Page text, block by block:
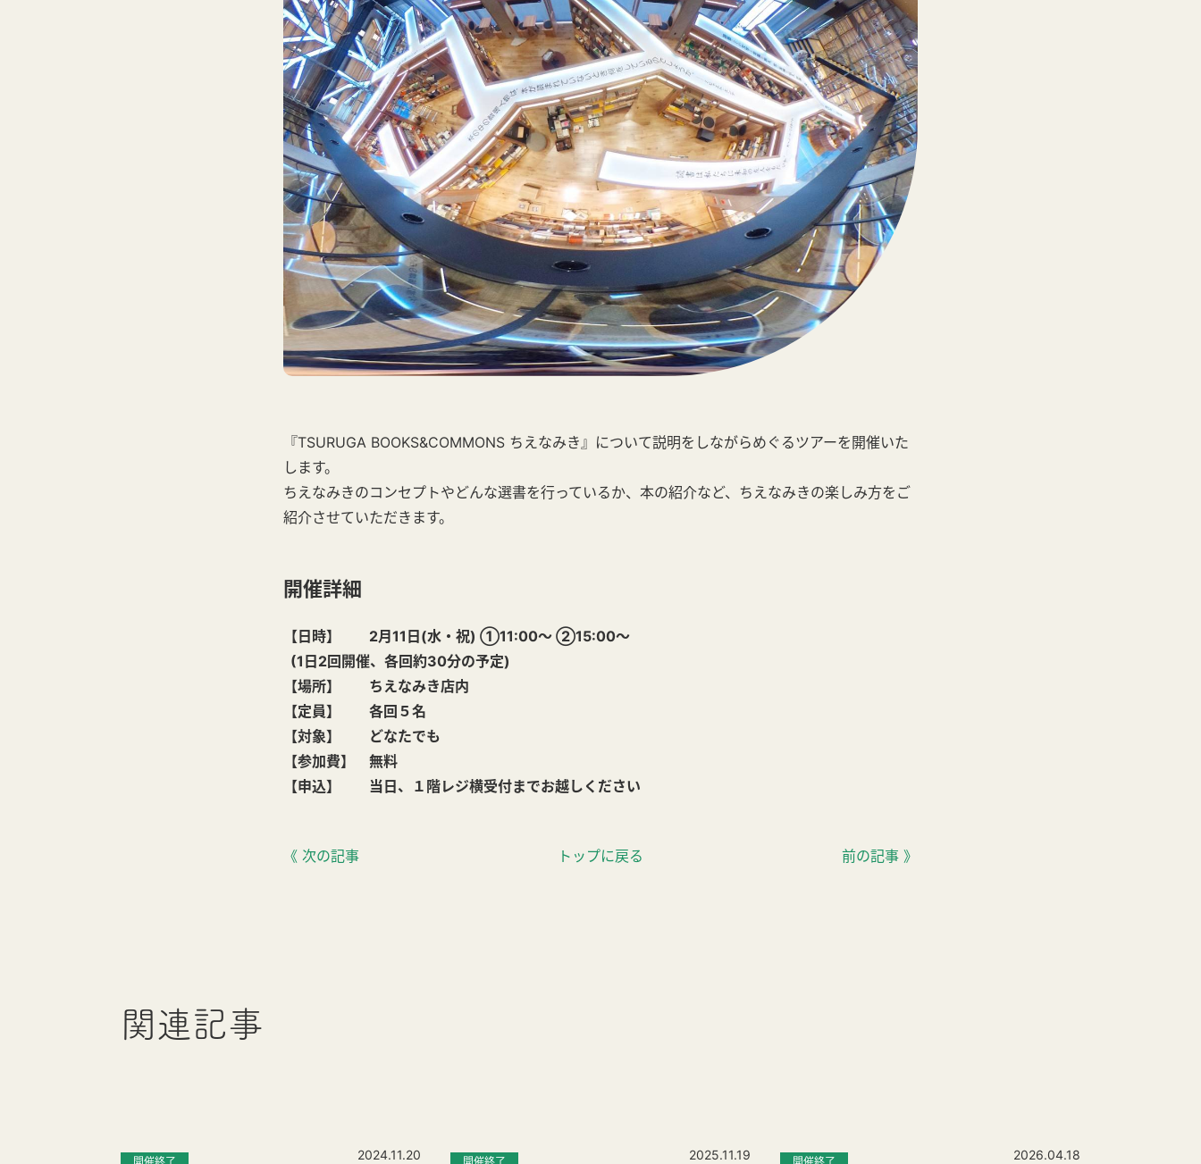
『TSURUGA BOOKS&COMMONS ちえなみき』 について説明をしながらめぐるツアーを開催いた
します。
ちえなみきのコンセプトやどんな選書を行っているか、本の紹介など、ちえなみきの楽しみ方をご
紹介させていただきます。
開催詳細
【日時】 2月11日(水・祝) ①11:00～ ②15:00～
(1日2回開催、各回約30分の予定)
【場所】 ちえなみき店内
【定員】 各回５名
【対象】 どなたでも
【参加費】 無料
【申込】 当日、１階レジ横受付までお越しください
《 次の記事 トップに戻る 前の記事 》
関連記事
2024.11.20 2025.11.19 2026.04.18